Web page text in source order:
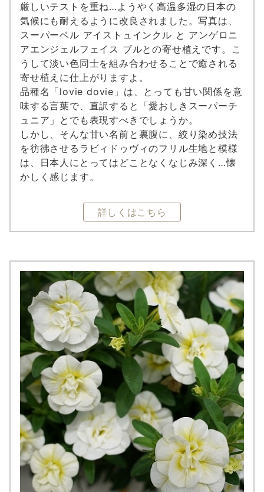
厳しいテストを重ね…ようやく高温多湿の日本の
気候にも耐えるように改良されました。写真は、
スーパーベル アイストュインクル と アンゲロニ
アエンジェルフェイス ブルとの寄せ植えです。こ
うして淡い色同士を組み合わせることで癒される
寄せ植えに仕上がりますよ。
品種名「lovie dovie」は、とっても甘い関係を意
味する言葉で、直訳すると「愛おしきスーパーチ
ュニア」とでも表現すべきでしょうか。
しかし、そんな甘い名前と裏腹に、絞り染め技法
を彷彿させるラビィドゥヴィのフリル生地と模様
は、日本人にとってはどことなくなじみ深く…懐
かしく感じます。
詳しくはこちら